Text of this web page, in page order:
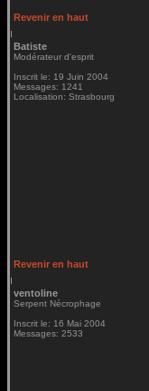
Revenir en haut
Batiste
Modérateur d'esprit
Inscrit le: 19 Juin 2004
Messages: 1241
Localisation: Strasbourg
Revenir en haut
ventoline
Serpent Nécrophage
Inscrit le: 16 Mai 2004
Messages: 2533